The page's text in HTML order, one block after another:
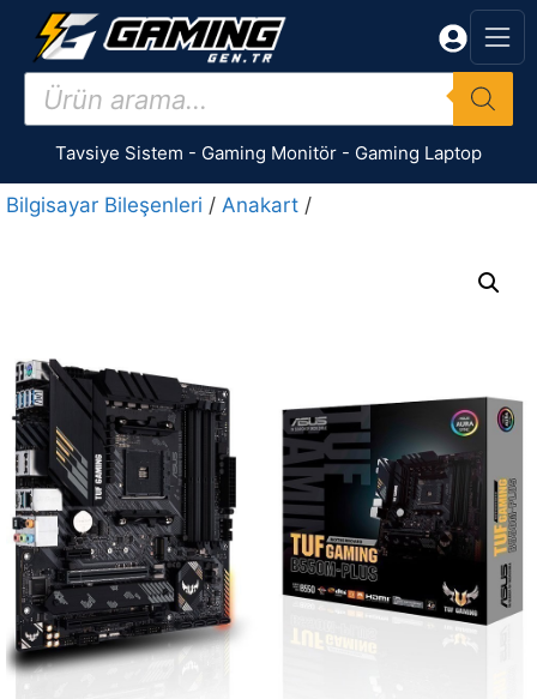
İçeriğe
Products
search
Tavsiye Sistem - Gaming Monitör - Gaming Laptop
Bilgisayar Bileşenleri / Anakart /